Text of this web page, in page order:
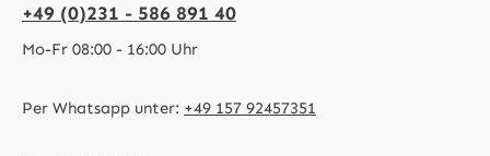
+49 (0)231 - 586 891 40
Mo-Fr 08:00 - 16:00 Uhr
Per Whatsapp unter: +49 157 92457351